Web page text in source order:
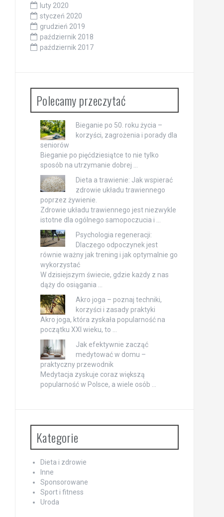
luty 2020
styczeń 2020
grudzień 2019
październik 2018
październik 2017
Polecamy przeczytać
Bieganie po 50. roku życia –
korzyści, zagrożenia i porady dla
seniorów
Bieganie po pięćdziesiątce to nie tylko
sposób na utrzymanie dobrej …
Dieta a trawienie: Jak wspierać
zdrowie układu trawiennego
poprzez żywienie.
Zdrowie układu trawiennego jest niezwykle
istotne dla ogólnego samopoczucia i …
Psychologia regeneracji:
Dlaczego odpoczynek jest
równie ważny jak trening i jak optymalnie go
wykorzystać
W dzisiejszym świecie, gdzie każdy z nas
dąży do osiągania …
Akro joga – poznaj techniki,
korzyści i zasady praktyki
Akro joga, która zyskała popularność na
początku XXI wieku, to …
Jak efektywnie zacząć
medytować w domu –
praktyczny przewodnik
Medytacja zyskuje coraz większą
popularność w Polsce, a wiele osób …
Kategorie
Dieta i zdrowie
Inne
Sponsorowane
Sport i fitness
Uroda